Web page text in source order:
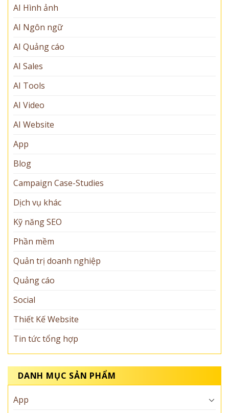
AI Hình ảnh
AI Ngôn ngữ
AI Quảng cáo
AI Sales
AI Tools
AI Video
AI Website
App
Blog
Campaign Case-Studies
Dịch vụ khác
Kỹ năng SEO
Phần mềm
Quản trị doanh nghiệp
Quảng cáo
Social
Thiết Kế Website
Tin tức tổng hợp
DANH MỤC SẢN PHẨM
App